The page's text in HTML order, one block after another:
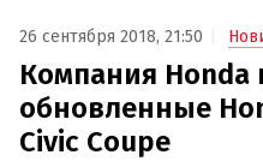
26 сентября 2018, 21:50
Компания Honda
обновленные
Civic Coupe